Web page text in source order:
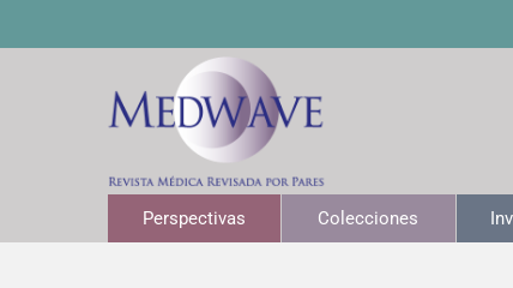
Perspectivas Colecciones